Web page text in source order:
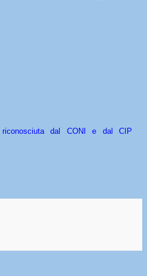
dal CONI e dal CIP